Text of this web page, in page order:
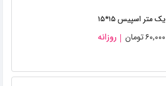
یک متر اسپیس ۱۵*۱۵
۶۰,۰۰۰تومان روزانه